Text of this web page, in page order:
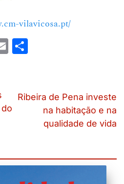
vilavicosa.pt/
Email
Ribeira de Pena investe
na habitação e na
qualidade de vida